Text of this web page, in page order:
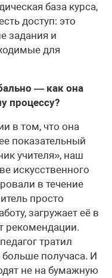
база курса,
доступ: это
задания и
для
— как она
процессу?
в том, что она
показательный
учителя», наш
искусственного
в течение
просто
загружает её в
рекомендации.
тратил
получаса. И
не на бумажную